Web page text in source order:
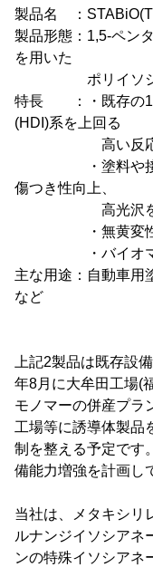
製品名 ：
製品形態：1,5-ペン
を用いた
ポリイソシ
特長 ：・既存の
(HDI)系を上回る
高い反応性
・塗料や接着剤
傷つき性向上、
高光沢を
・無黄変
・バイオマ
主な用途：自動車用
など
上記2製品は既存設
年8月に大牟田工場(
モノマーの併産プラ
工場等に誘導体製品
制を整える予定です
備能力増強を計画し
当社は、メタキシリ
ルナンジイソシアネ
ンの特殊イソシアネ